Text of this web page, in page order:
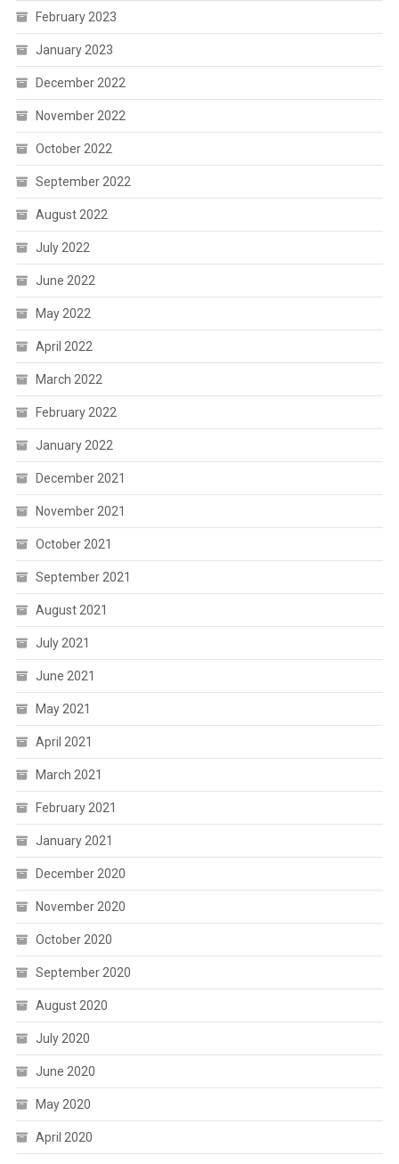
February 2023
January 2023
December 2022
November 2022
October 2022
September 2022
August 2022
July 2022
June 2022
May 2022
April 2022
March 2022
February 2022
January 2022
December 2021
November 2021
October 2021
September 2021
August 2021
July 2021
June 2021
May 2021
April 2021
March 2021
February 2021
January 2021
December 2020
November 2020
October 2020
September 2020
August 2020
July 2020
June 2020
May 2020
April 2020